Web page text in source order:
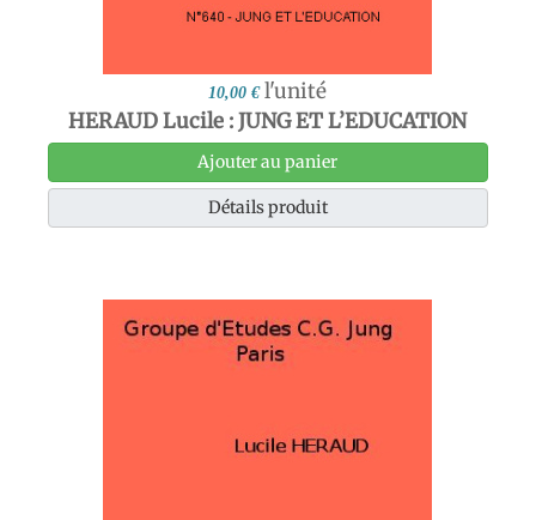
10,00 € l'unité
HERAUD Lucile : JUNG ET L’EDUCATION
Ajouter au panier
Détails produit